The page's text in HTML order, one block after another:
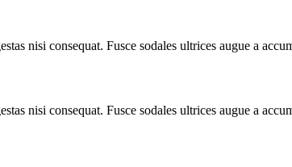
nisi consequat. Fusce sodales ultrices augue a
nisi consequat. Fusce sodales ultrices augue a